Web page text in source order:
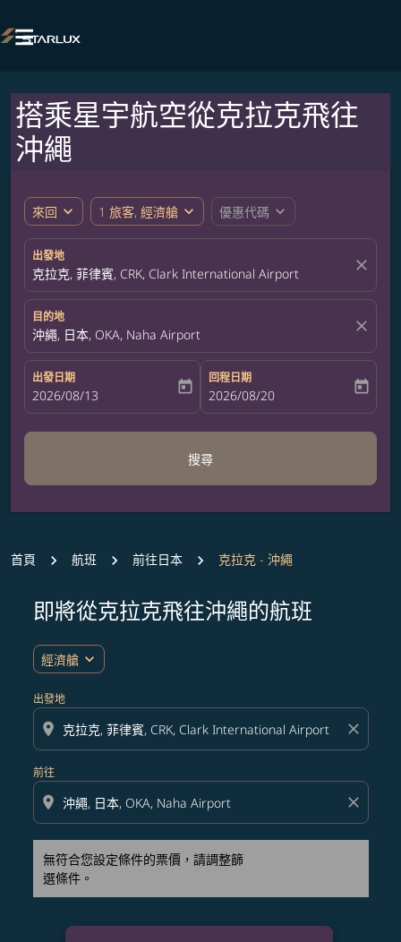

搭乘星宇航空從克拉克飛往
沖繩
來回 expand_more 1 旅客, 經濟艙 expand_more 優惠代碼 expand_more
出發地
克拉克, 菲律賓, CRK, Clark International Airport close
目的地
沖繩, 日本, OKA, Naha Airport close
出發日期
fc-booking-departure-date-aria-label
2026/08/13 today
回程日期
fc-booking-return-date-aria-label
2026/08/20 today
搜尋
首頁 航班 前往日本 克拉克 - 沖繩
即將從克拉克飛往沖繩的航班
經濟艙 expand_more
出發地
location_on close
前往
location_on close
無符合您設定條件的票價，請調整篩
選條件。
無符合您設定條件的票價，請調整篩選條件。